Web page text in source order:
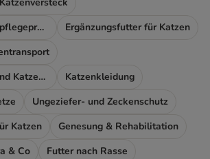
Fellpflege & Katzenpflegeprodukte
Ergänzungsfutter für Katzen
Katzenhalsbänder und Katzengeschirr
Katzenkleidung
Ungeziefer- und Zeckenschutz
Katzen
Genesung & Rehabilitation
& Co
Futter nach Rasse